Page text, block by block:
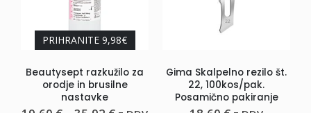
PRIHRANITE 9,98€
Beautysept razkužilo za
orodje in brusilne
nastavke
Gima Skalpelno rezilo št.
22, 100kos/pak.
Posamično pakiranje